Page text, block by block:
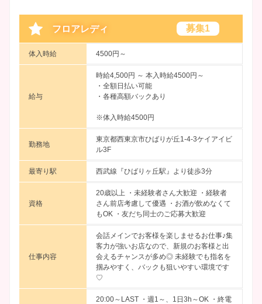
フロアレディ 募集1
体入時給 4500円～
給与
時給4,500円 ～ 本入時給4500円～
・全額日払い可能
・各種高額バックあり
※体入時給4500円
勤務地
東京都西東京市ひばりが丘1-4-3ケイアイビ
ル3F
最寄り駅 西武線『ひばりヶ丘駅』より徒歩3分
資格
20歳以上 ・未経験者さん大歓迎 ・経験者
さん前店考慮して優遇 ・お酒が飲めなくて
もOK ・友だち同士のご応募大歓迎
仕事内容
会話メインでお客様を楽しませるお仕事♪集
客力が強いお店なので、新規のお客様と出
会えるチャンスが多め◎ 未経験でも指名を
掴みやすく、バックも狙いやすい環境です
♡
20:00～LAST ・週1～、1日3h～OK ・終電